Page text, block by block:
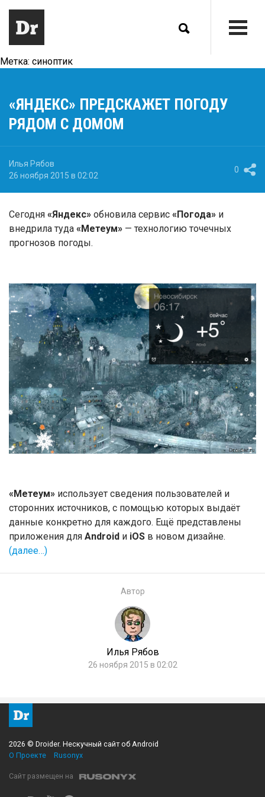
Метка: синоптик
«ЯНДЕКС» ПРЕДСКАЖЕТ ПОГОДУ
РЯДОМ С ДОМОМ
Илья Рябов
26 ноября 2015 в 02:02
0
Сегодня «Яндекс» обновила сервис «Погода» и
внедрила туда «Метеум» — технологию точечных
прогнозов погоды.
«Метеум» использует сведения пользователей и
сторонних источников, с помощью которых выдаёт
данные конкретно для каждого. Ещё представлены
приложения для Android и iOS в новом дизайне.
(далее…)
Автор
Илья Рябов
26 ноября 2015 в 02:02
2026 © Droider. Нескучный сайт об Android
О Проекте
Rusonyx
Сайт размещен на